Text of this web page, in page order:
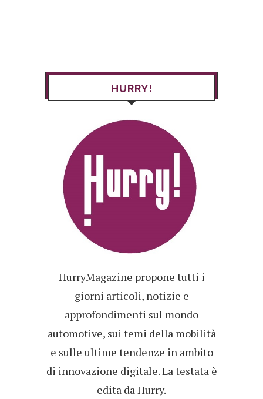
HURRY!
HurryMagazine propone tutti i
giorni articoli, notizie e
approfondimenti sul mondo
automotive, sui temi della mobilità
e sulle ultime tendenze in ambito
di innovazione digitale. La testata è
edita da Hurry.